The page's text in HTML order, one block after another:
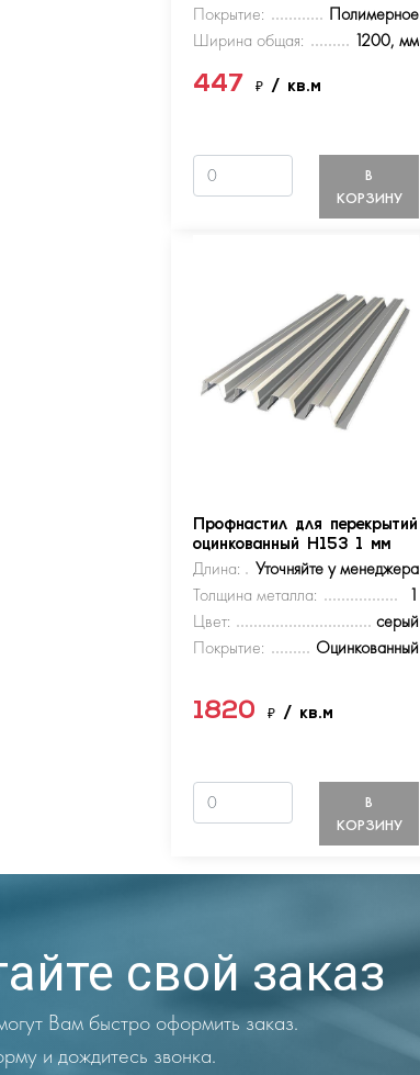
Покрытие:
Полимерное
Ширина общая:
1200, мм
447₽/ кв.м
В
КОРЗИНУ
Профнастил для перекрытий
оцинкованный Н153 1 мм
Длина:
Уточняйте у менеджера
Толщина металла:
1
Цвет:
серый
Покрытие:
Оцинкованный
1820₽/ кв.м
В
КОРЗИНУ
свой заказ
Вам быстро оформить заказ.
и дождитесь звонка.